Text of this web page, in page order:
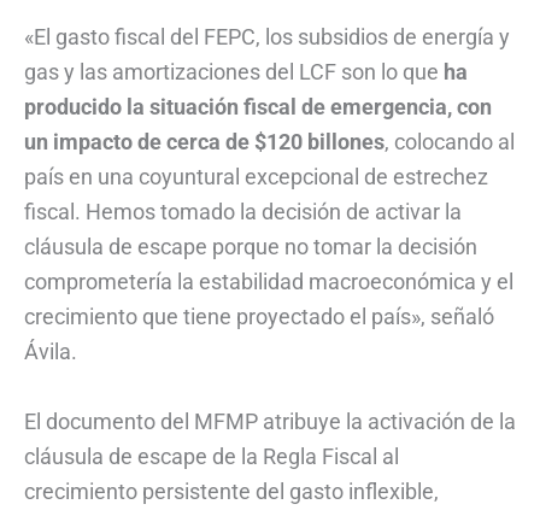
«El gasto fiscal del FEPC, los subsidios de energía y
gas y las amortizaciones del LCF son lo que ha
producido la situación fiscal de emergencia, con
un impacto de cerca de $120 billones, colocando al
país en una coyuntural excepcional de estrechez
fiscal. Hemos tomado la decisión de activar la
cláusula de escape porque no tomar la decisión
comprometería la estabilidad macroeconómica y el
crecimiento que tiene proyectado el país», señaló
Ávila.
El documento del MFMP atribuye la activación de la
cláusula de escape de la Regla Fiscal al
crecimiento persistente del gasto inflexible,